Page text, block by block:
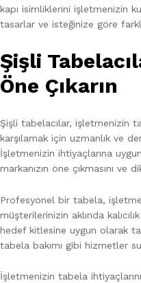
kapı isimliklerini işletmenizin
tasarlar ve isteğinize göre
Şişli
Öne Çıkarın
Şişli tabelacılar, işletmenizin
karşılamak için uzmanlık ve
İşletmenizin ihtiyaçlarına
markanızın öne çıkmasını ve
Profesyonel bir tabela,
müşterilerinizin aklında
hedef kitlesine uygun olarak
tabela bakımı gibi hizmetler
İşletmenizin tabela